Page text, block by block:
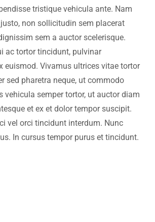
tristique vehicula ante. Nam
non sollicitudin sem placerat
sem a auctor scelerisque.
ac tortor tincidunt, pulvinar
euismod. Vivamus ultrices vitae tortor
sed pharetra neque, ut commodo
vehicula semper tortor, ut auctor diam
et ex et dolor tempor suscipit.
vel orci tincidunt interdum. Nunc
In cursus tempor purus et tincidunt.